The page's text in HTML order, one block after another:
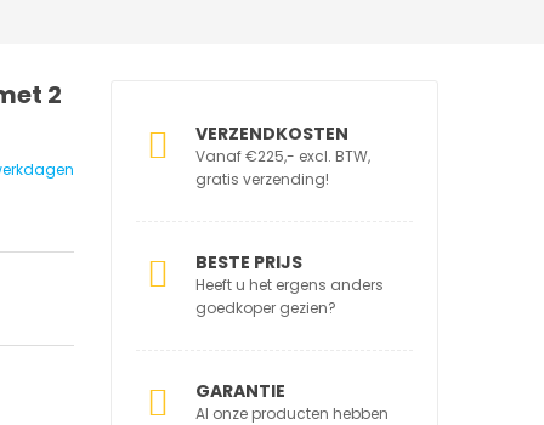
2
VERZENDKOSTEN
Vanaf €225,- excl. BTW,
gratis verzending!
BESTE PRIJS
Heeft u het ergens anders
goedkoper gezien?
GARANTIE
Al onze producten hebben